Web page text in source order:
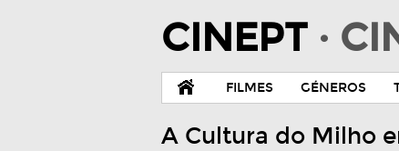
CINEPT ·
FILMES GÉNEROS
A Cultura do Milho